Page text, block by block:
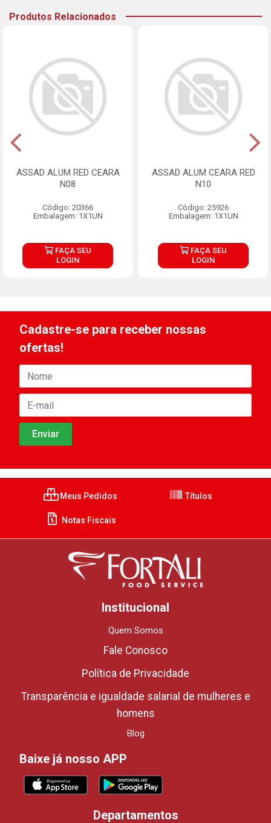
Produtos Relacionados
ASSAD ALUM RED CEARA
N08
Código: 20366
Embalagem: 1X1UN
FAÇA SEU
LOGIN
ASSAD ALUM CEARA RED
N10
Código: 25926
Embalagem: 1X1UN
FAÇA SEU
LOGIN
Cadastre-se para receber nossas
ofertas!
Meus Pedidos Títulos
Notas Fiscais
Institucional
Quem Somos
Fale Conosco
Política de Privacidade
Transparência e igualdade salarial de mulheres e
homens
Blog
Baixe já nosso APP
Departamentos